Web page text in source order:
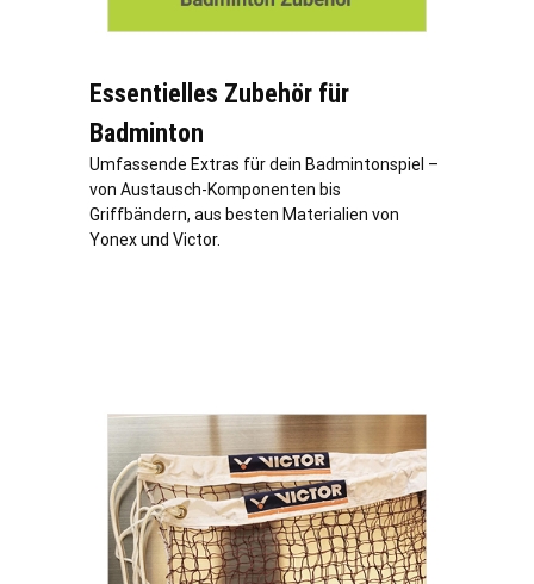
Essentielles Zubehör für
Badminton
Umfassende Extras für dein Badmintonspiel –
von Austausch-Komponenten bis
Griffbändern, aus besten Materialien von
Yonex und Victor.